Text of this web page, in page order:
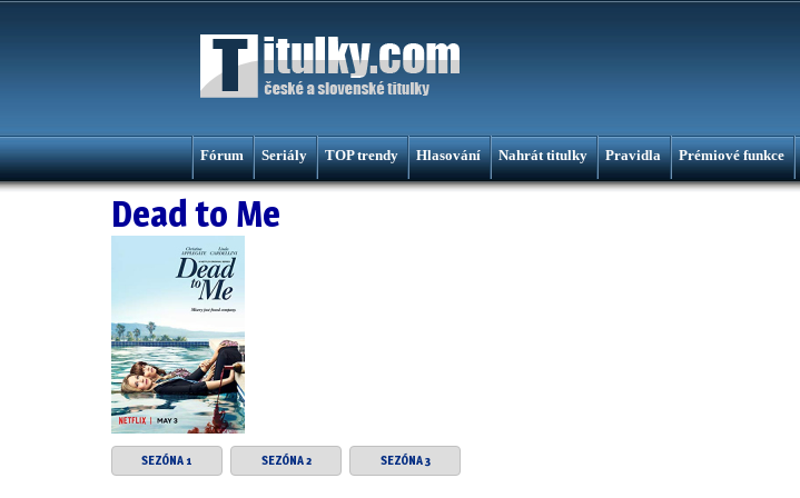
Fórum Seriály TOP trendy Hlasování Nahrát titulky Pravidla Prémiové funkce
Dead to Me
SEZÓNA 1 SEZÓNA 2 SEZÓNA 3